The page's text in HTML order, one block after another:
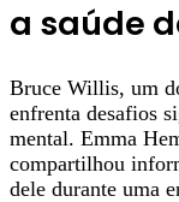
a saúde
Bruce Willis, um
enfrenta desafios
mental. Emma
compartilhou
dele durante uma